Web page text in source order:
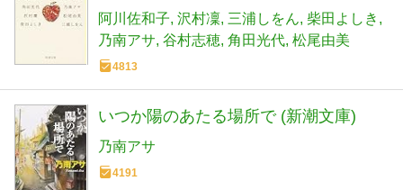
阿川佐和子 沢村凜 三浦しをん 柴田よしき
乃南アサ 谷村志穂 角田光代 松尾由美
4813
いつか陽のあたる場所で (新潮文庫)
乃南アサ
4191